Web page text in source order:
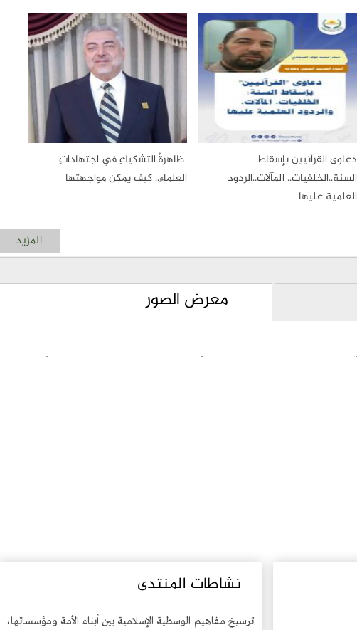
دعاوى القرآنيين بإسقاط
السنة..الخلفيات.. المآلات..الردود
العلمية عليها
ظاهرةُ التشكيكِ في اجتهاداتِ
العلماء.. كيف يمكن مواجهتها
المزيد
معرض الصور
نشاطات المنتدى
ترسيخ مفاهيم الوسطية الإسلامية بين أبناء الأمة ومؤسساتها،